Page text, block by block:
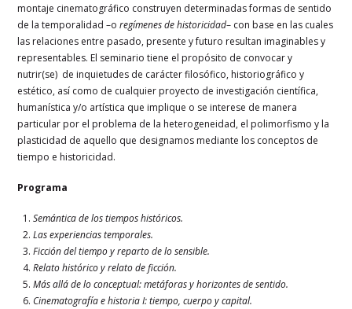
montaje cinematográfico construyen determinadas formas de sentido
de la temporalidad –oregímenes de historicidad– con base en las cuales
las relaciones entre pasado, presente y futuro resultan imaginables y
representables. El seminario tiene el propósito de convocar y
nutrir(se) de inquietudes de carácter filosófico, historiográfico y
estético, así como de cualquier proyecto de investigación científica,
humanística y/o artística que implique o se interese de manera
particular por el problema de la heterogeneidad, el polimorfismo y la
plasticidad de aquello que designamos mediante los conceptos de
tiempo e historicidad.
Programa
Semántica de los tiempos históricos.
Las experiencias temporales.
Ficción del tiempo y reparto de lo sensible.
Relato histórico y relato de ficción.
Más allá de lo conceptual: metáforas y horizontes de sentido.
Cinematografía e historia I: tiempo, cuerpo y capital.